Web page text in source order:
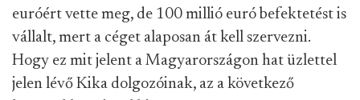
euróért vette meg, de 100 millió euró befektetést is
vállalt, mert a céget alaposan át kell szervezni.
Hogy ez mit jelent a Magyarországon hat üzlettel
jelen lévő Kika dolgozóinak, az a következő